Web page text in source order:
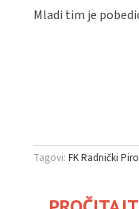
Mladi tim je
Tagovi: FK Radnički